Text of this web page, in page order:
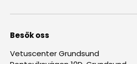
Besök oss
Vetuscenter Grundsund